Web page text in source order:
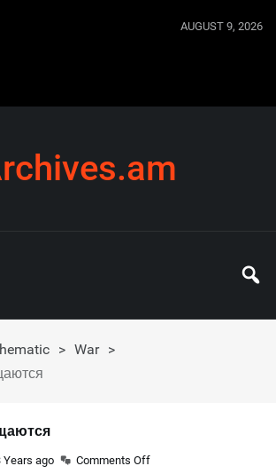
AUGUST 9, 2026
> War >
Years ago Comments Off